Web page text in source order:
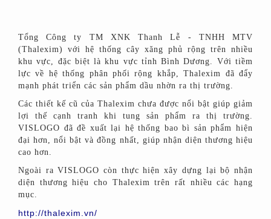
Tổng Công ty TM XNK Thanh Lễ - TNHH MTV
(Thalexim) với hệ thống cây xăng phủ rộng trên nhiều
khu vực, đặc biệt là khu vực tỉnh Bình Dương. Với tiềm
lực về hệ thống phân phối rộng khắp, Thalexim đã đẩy
mạnh phát triển các sản phẩm dầu nhờn ra thị trường.
Các thiết kế cũ của Thalexim chưa được nổi bật giúp giảm
lợi thế cạnh tranh khi tung sản phẩm ra thị trường.
VISLOGO đã đề xuất lại hệ thống bao bì sản phẩm hiện
đại hơn, nổi bật và đồng nhất, giúp nhận diện thương hiệu
cao hơn.
Ngoài ra VISLOGO còn thực hiện xây dựng lại bộ nhận
diện thương hiệu cho Thalexim trên rất nhiều các hạng
mục.
http://thalexim.vn/